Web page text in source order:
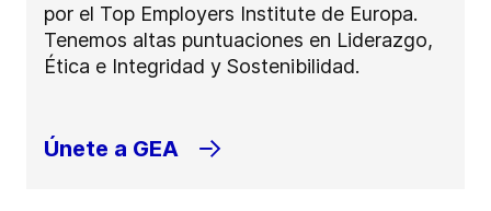
por el Top Employers Institute de Europa.
Tenemos altas puntuaciones en Liderazgo,
Ética e Integridad y Sostenibilidad.
Únete a GEA